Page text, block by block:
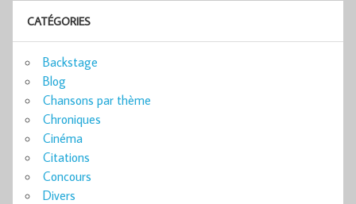
CATÉGORIES
Backstage
Blog
Chansons par thème
Chroniques
Cinéma
Citations
Concours
Divers